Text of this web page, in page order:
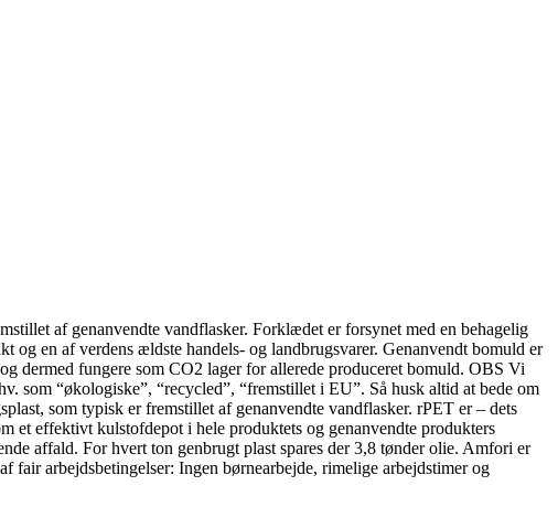
af genanvendte vandflasker. Forklædet er forsynet med en behagelig
en af verdens ældste handels- og landbrugsvarer. Genanvendt bomuld er
dermed fungere som CO2 lager for allerede produceret bomuld. OBS Vi
som “økologiske”, “recycled”, “fremstillet i EU”. Så husk altid at bede om
som typisk er fremstillet af genanvendte vandflasker. rPET er – dets
et effektivt kulstofdepot i hele produktets og genanvendte produkters
affald. For hvert ton genbrugt plast spares der 3,8 tønder olie. Amfori er
arbejdsbetingelser: Ingen børnearbejde, rimelige arbejdstimer og